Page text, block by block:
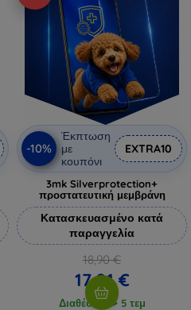
-10%
Έκπτωση
με
κουπόνι
EXTRA10
3mk Silverprotection+
προστατευτική μεμβράνη
Κατασκευασμένο κατά
παραγγελία
18,90 €
17,01 €
Διαθέσιμο > 5 τεμ